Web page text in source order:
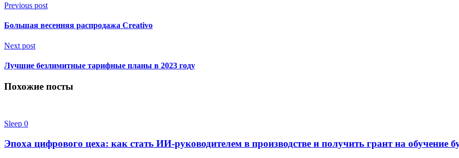
Previous post
Большая весенняя распродажа Creativo
Next post
Лучшие безлимитные тарифные планы в 2023 году
Похожие посты
Sleep 0
Эпоха цифрового цеха: как стать ИИ-руководителем в производстве и получить грант на обучение